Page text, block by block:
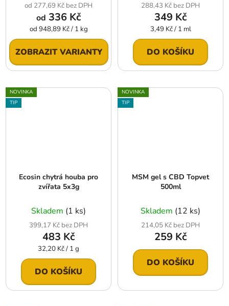
od 277,69 Kč bez DPH
od 336 Kč
Měrná
cena:
od 948,89 Kč / 1 kg
ZOBRAZIT VARIANTY
288,43 Kč bez DPH
349 Kč
Měrná
cena:
3,49 Kč / 1 ml
DO KOŠÍKU
NOVINKA
TIP
Ecosin chytrá houba pro
zvířata 5x3g
Skladem (1 ks)
399,17 Kč bez DPH
483 Kč
Měrná
cena:
32,20 Kč / 1 g
DO KOŠÍKU
NOVINKA
TIP
MSM gel s CBD Topvet
500ml
Skladem (12 ks)
214,05 Kč bez DPH
259 Kč
DO KOŠÍKU